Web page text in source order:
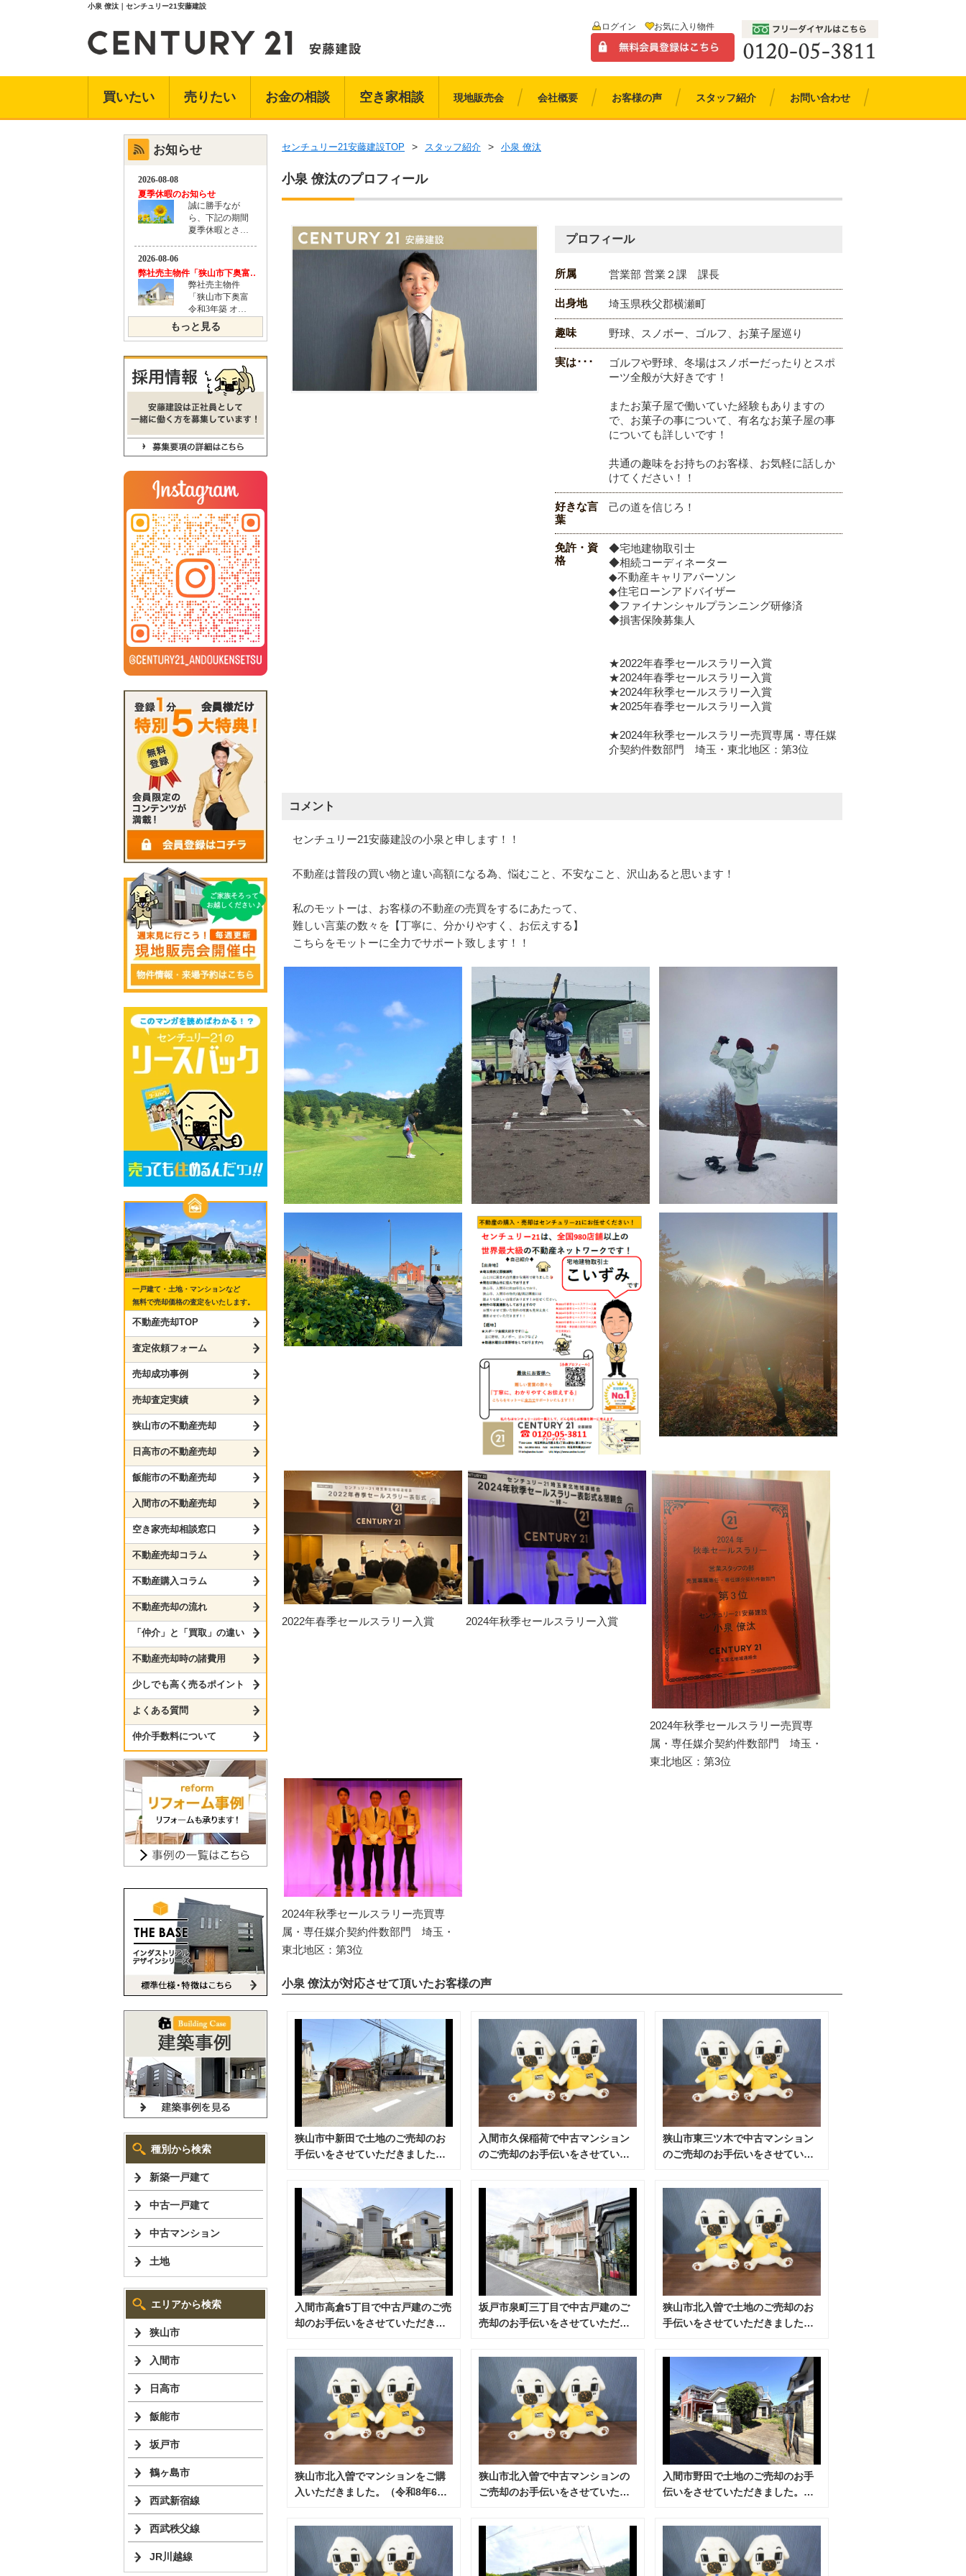
小泉 僚汰｜センチュリー21安藤建設
ログイン お気に入り物件
買いたい 売りたい お金の相談 空き家相談 現地販売会 会社概要 お客様の声 スタッフ紹介 お問い合わせ
センチュリー21安藤建設TOP スタッフ紹介 小泉 僚汰
小泉 僚汰のプロフィール
プロフィール
所属 営業部 営業２課 課長
出身地 埼玉県秩父郡横瀬町
趣味 野球、スノボー、ゴルフ、お菓子屋巡り
実は･･･
ゴルフや野球、冬場はスノボーだったりとスポ
ーツ全般が大好きです！
またお菓子屋で働いていた経験もありますの
で、お菓子の事について、有名なお菓子屋の事
についても詳しいです！
共通の趣味をお持ちのお客様、お気軽に話しか
けてください！！
好きな言
葉
己の道を信じろ！
免許・資
格
◆宅地建物取引士
◆相続コーディネーター
◆不動産キャリアパーソン
◆住宅ローンアドバイザー
◆ファイナンシャルプランニング研修済
◆損害保険募集人
★2022年春季セールスラリー入賞
★2024年春季セールスラリー入賞
★2024年秋季セールスラリー入賞
★2025年春季セールスラリー入賞
★2024年秋季セールスラリー売買専属・専任媒
介契約件数部門 埼玉・東北地区：第3位
コメント
センチュリー21安藤建設の小泉と申します！！
不動産は普段の買い物と違い高額になる為、悩むこと、不安なこと、沢山あると思います！
私のモットーは、お客様の不動産の売買をするにあたって、
難しい言葉の数々を【丁寧に、分かりやすく、お伝えする】
こちらをモットーに全力でサポート致します！！
2022年春季セールスラリー入賞 2024年秋季セールスラリー入賞
2024年秋季セールスラリー売買専
属・専任媒介契約件数部門 埼玉・
東北地区：第3位
2024年秋季セールスラリー売買専
属・専任媒介契約件数部門 埼玉・
東北地区：第3位
小泉 僚汰が対応させて頂いたお客様の声
狭山市中新田で土地のご売却のお
手伝いをさせていただきました。
入間市久保稲荷で中古マンション
のご売却のお手伝いをさせていた
狭山市東三ツ木で中古マンション
のご売却のお手伝いをさせていた
入間市高倉5丁目で中古戸建のご売
却のお手伝いをさせていただきま
坂戸市泉町三丁目で中古戸建のご
売却のお手伝いをさせていただき
狭山市北入曽で土地のご売却のお
手伝いをさせていただきました。
狭山市北入曽でマンションをご購
入いただきました。（令和8年6
狭山市北入曽で中古マンションの
ご売却のお手伝いをさせていただ
入間市野田で土地のご売却のお手
伝いをさせていただきました。
お知らせ
もっと見る
一戸建て・土地・マンションなど
無料で売却価格の査定をいたします。
不動産売却TOP
査定依頼フォーム
売却成功事例
売却査定実績
狭山市の不動産売却
日高市の不動産売却
飯能市の不動産売却
入間市の不動産売却
空き家売却相談窓口
不動産売却コラム
不動産購入コラム
不動産売却の流れ
「仲介」と「買取」の違い
不動産売却時の諸費用
少しでも高く売るポイント
よくある質問
仲介手数料について
種別から検索
新築一戸建て
中古一戸建て
中古マンション
土地
エリアから検索
狭山市
入間市
日高市
飯能市
坂戸市
鶴ヶ島市
西武新宿線
西武秩父線
JR川越線